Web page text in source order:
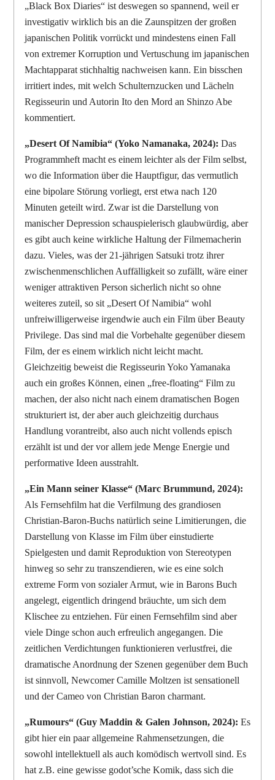
„Black Box Diaries“ ist deswegen so spannend, weil er
investigativ wirklich bis an die Zaunspitzen der großen
japanischen Politik vorrückt und mindestens einen Fall
von extremer Korruption und Vertuschung im japanischen
Machtapparat stichhaltig nachweisen kann. Ein bisschen
irritiert indes, mit welch Schulternzucken und Lächeln
Regisseurin und Autorin Ito den Mord an Shinzo Abe
kommentiert.
„Desert Of Namibia“ (Yoko Namanaka, 2024): Das
Programmheft macht es einem leichter als der Film selbst,
wo die Information über die Hauptfigur, das vermutlich
eine bipolare Störung vorliegt, erst etwa nach 120
Minuten geteilt wird. Zwar ist die Darstellung von
manischer Depression schauspielerisch glaubwürdig, aber
es gibt auch keine wirkliche Haltung der Filmemacherin
dazu. Vieles, was der 21-jährigen Satsuki trotz ihrer
zwischenmenschlichen Auffälligkeit so zufällt, wäre einer
weniger attraktiven Person sicherlich nicht so ohne
weiteres zuteil, so sit „Desert Of Namibia“ wohl
unfreiwilligerweise irgendwie auch ein Film über Beauty
Privilege. Das sind mal die Vorbehalte gegenüber diesem
Film, der es einem wirklich nicht leicht macht.
Gleichzeitig beweist die Regisseurin Yoko Yamanaka
auch ein großes Können, einen „free-floating“ Film zu
machen, der also nicht nach einem dramatischen Bogen
strukturiert ist, der aber auch gleichzeitig durchaus
Handlung vorantreibt, also auch nicht vollends episch
erzählt ist und der vor allem jede Menge Energie und
performative Ideen ausstrahlt.
„Ein Mann seiner Klasse“ (Marc Brummund, 2024):
Als Fernsehfilm hat die Verfilmung des grandiosen
Christian-Baron-Buchs natürlich seine Limitierungen, die
Darstellung von Klasse im Film über einstudierte
Spielgesten und damit Reproduktion von Stereotypen
hinweg so sehr zu transzendieren, wie es eine solch
extreme Form von sozialer Armut, wie in Barons Buch
angelegt, eigentlich dringend bräuchte, um sich dem
Klischee zu entziehen. Für einen Fernsehfilm sind aber
viele Dinge schon auch erfreulich angegangen. Die
zeitlichen Verdichtungen funktionieren verlustfrei, die
dramatische Anordnung der Szenen gegenüber dem Buch
ist sinnvoll, Newcomer Camille Moltzen ist sensationell
und der Cameo von Christian Baron charmant.
„Rumours“ (Guy Maddin & Galen Johnson, 2024): Es
gibt hier ein paar allgemeine Rahmensetzungen, die
sowohl intellektuell als auch komödisch wertvoll sind. Es
hat z.B. eine gewisse godot’sche Komik, dass sich die